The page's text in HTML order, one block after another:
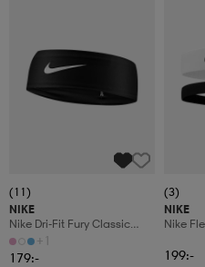
(11)
NIKE
Nike Dri-Fit Fury Classic
Headband
+1
179:-
(3)
NIKE
Nike
199:-